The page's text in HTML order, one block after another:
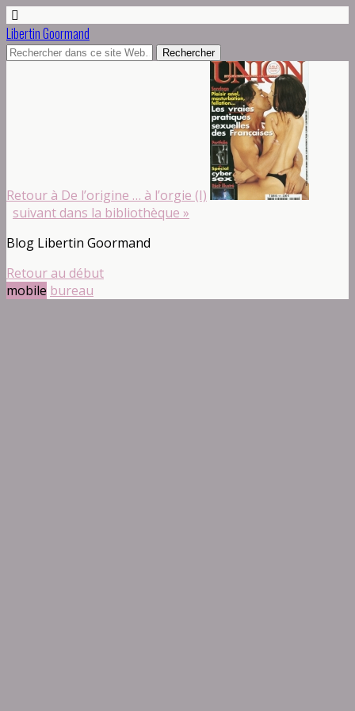
Libertin Goormand
Retour à De l’origine … à l’orgie (I)
suivant dans la bibliothèque »
Blog Libertin Goormand
Retour au début
mobile bureau